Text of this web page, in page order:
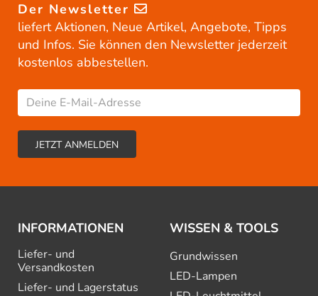
Der Newsletter
liefert Aktionen, Neue Artikel, Angebote, Tipps
und Infos. Sie können den Newsletter jederzeit
kostenlos abbestellen.
INFORMATIONEN
Liefer- und
Versandkosten
Liefer- und Lagerstatus
WISSEN & TOOLS
Grundwissen
LED-Lampen